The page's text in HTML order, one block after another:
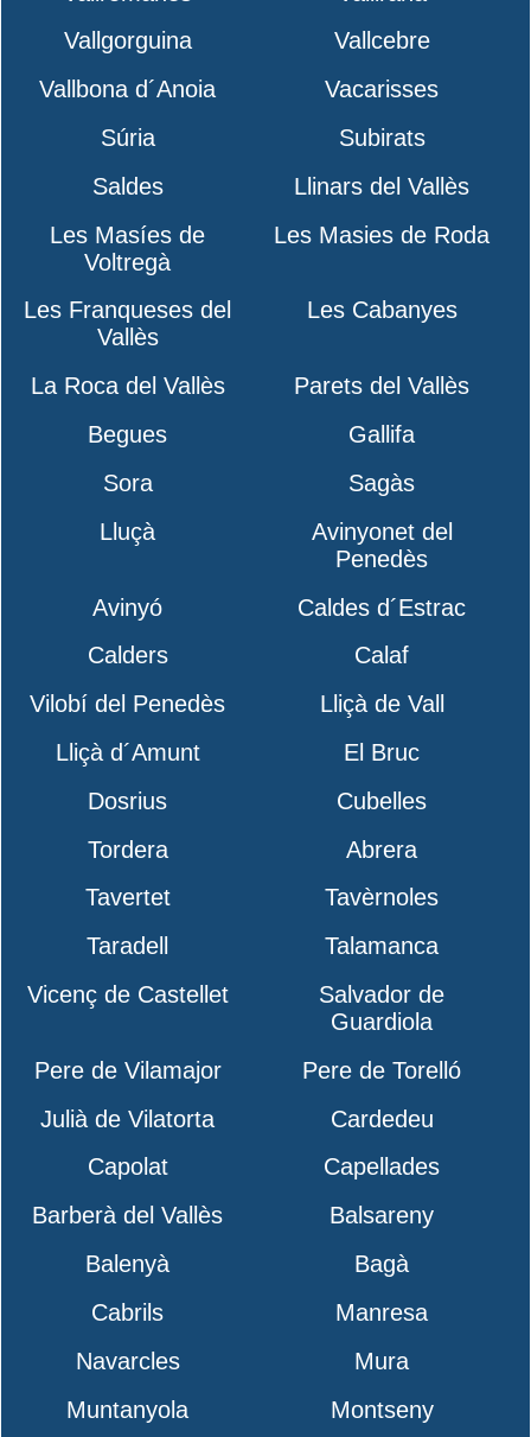
Vallgorguina
Vallcebre
Vallbona d´Anoia
Vacarisses
Súria
Subirats
Saldes
Llinars del Vallès
Les Masíes de
Voltregà
Les Masies de Roda
Les Franqueses del
Vallès
Les Cabanyes
La Roca del Vallès
Parets del Vallès
Begues
Gallifa
Sora
Sagàs
Lluçà
Avinyonet del
Penedès
Avinyó
Caldes d´Estrac
Calders
Calaf
Vilobí del Penedès
Lliçà de Vall
Lliçà d´Amunt
El Bruc
Dosrius
Cubelles
Tordera
Abrera
Tavertet
Tavèrnoles
Taradell
Talamanca
Vicenç de Castellet
Salvador de
Guardiola
Pere de Vilamajor
Pere de Torelló
Julià de Vilatorta
Cardedeu
Capolat
Capellades
Barberà del Vallès
Balsareny
Balenyà
Bagà
Cabrils
Manresa
Navarcles
Mura
Muntanyola
Montseny